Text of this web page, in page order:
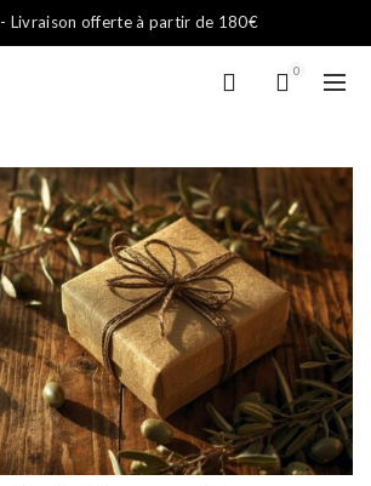
- Livraison offerte à partir de 180€
0